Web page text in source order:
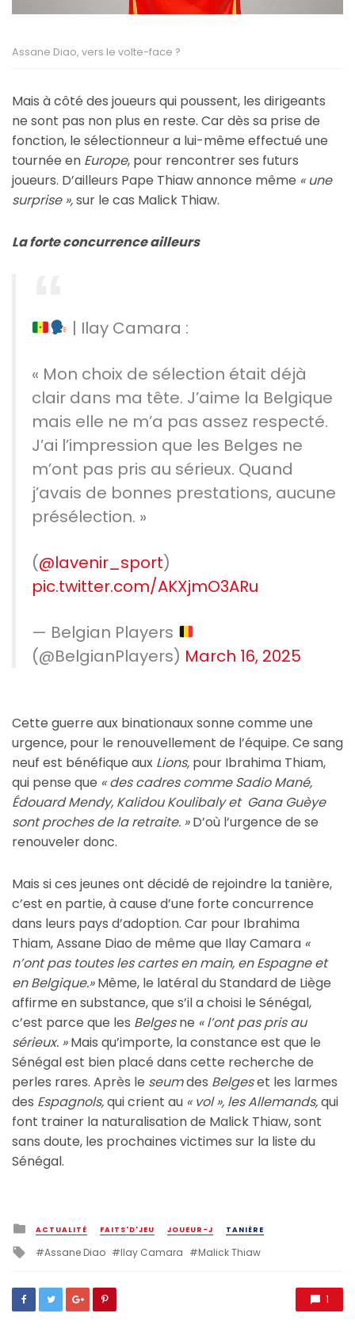
Assane Diao, vers le volte-face ?
Mais à côté des joueurs qui poussent, les dirigeants
ne sont pas non plus en reste. Car dès sa prise de
fonction, le sélectionneur a lui-même effectué une
tournée en Europe, pour rencontrer ses futurs
joueurs. D’ailleurs Pape Thiaw annonce même « une
surprise »,sur le cas Malick Thiaw.
La forte concurrence ailleurs
| Ilay Camara :
« Mon choix de sélection était déjà
clair dans ma tête. J’aime la Belgique
mais elle ne m’a pas assez respecté.
J’ai l’impression que les Belges ne
m’ont pas pris au sérieux. Quand
j’avais de bonnes prestations, aucune
présélection. »
(@lavenir_sport)
pic.twitter.com/AKXjmO3ARu
— Belgian Players
(@BelgianPlayers) March 16, 2025
Cette guerre aux binationaux sonne comme une
urgence, pour le renouvellement de l’équipe. Ce sang
neuf est bénéfique aux Lions, pour Ibrahima Thiam,
qui pense que « des cadres comme Sadio Mané,
Édouard Mendy, Kalidou Koulibaly et Gana Guèye
sont proches de la retraite. »D’où l’urgence de se
renouveler donc.
Mais si ces jeunes ont décidé de rejoindre la tanière,
c’est en partie, à cause d’une forte concurrence
dans leurs pays d’adoption. Car pour Ibrahima
Thiam, Assane Diao de même que Ilay Camara «
n’ont pas toutes les cartes en main, en Espagne et
en Belgique.»Même, le latéral du Standard de Liège
affirme en substance, que s’il a choisi le Sénégal,
c’est parce que les Belgesne « l’ont pas pris au
sérieux. »Mais qu’importe, la constance est que le
Sénégal est bien placé dans cette recherche de
perles rares. Après le seumdes Belgeset les larmes
des Espagnols,qui crient au « vol », les Allemands,qui
font trainer la naturalisation de Malick Thiaw, sont
sans doute, les prochaines victimes sur la liste du
Sénégal.
Posted
in
ACTUALITÉ FAITS'D'JEU JOUEUR-J TANIÈRE
Tagged
Assane Diao Ilay Camara Malick Thiaw
1